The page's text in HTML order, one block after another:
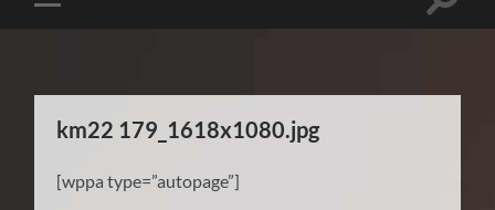
Toggle
Toggle
km22 179_1618x1080.jpg
[wppa type=”autopage”]